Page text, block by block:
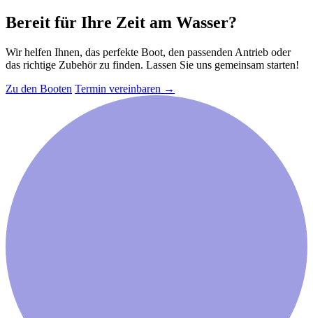
Bereit für Ihre Zeit am Wasser?
Wir helfen Ihnen, das perfekte Boot, den passenden Antrieb oder
das richtige Zubehör zu finden. Lassen Sie uns gemeinsam starten!
Zu den Booten Termin vereinbaren →